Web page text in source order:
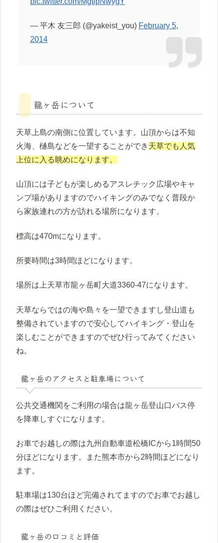
— 平木 友三郎 (@yakeist_you) February 5,
2014
龍ヶ岳について
天草上島の南側に位置しています。山頂からは不知
火海、樋島などを一望することができ 天草でも人気
上位に入る眺めになります。
山頂には子どもが楽しめるアスレチック広場やキャ
ンプ場がありますのでハイキングのみでなく普段か
ら家族連れの方が訪れる場所になります。
標高は470mになります。
所要時間は3時間ほどになります。
場所は上天草市龍ヶ岳町大道3360-47になります。
天草ならではの海や島々を一望できますし登山道も
整備されていますので安心してハイキング・登山を
楽しむことができますのでぜひ行ってみてください
ね。
龍ヶ岳のアクセスと駐車場について
公共交通機関をご利用の場合は龍ヶ岳登山口バス停
を降車しすぐになります。
お車でお越しの際は九州自動車道松橋ICから1時間50
分ほどになります。また熊本市から2時間ほどになり
ます。
駐車場は130台ほど完備されてますのでお車でお越し
の際はぜひご利用ください。
龍ヶ岳の口コミと評価